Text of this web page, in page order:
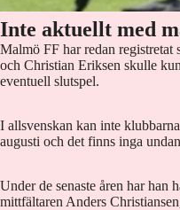
Inte aktuellt med
Malmö FF har redan
och Christian Eriksen skulle
eventuell slutspel.
I allsvenskan kan inte
augusti och det finns inga
Under de senaste åren har han
mittfältaren Anders